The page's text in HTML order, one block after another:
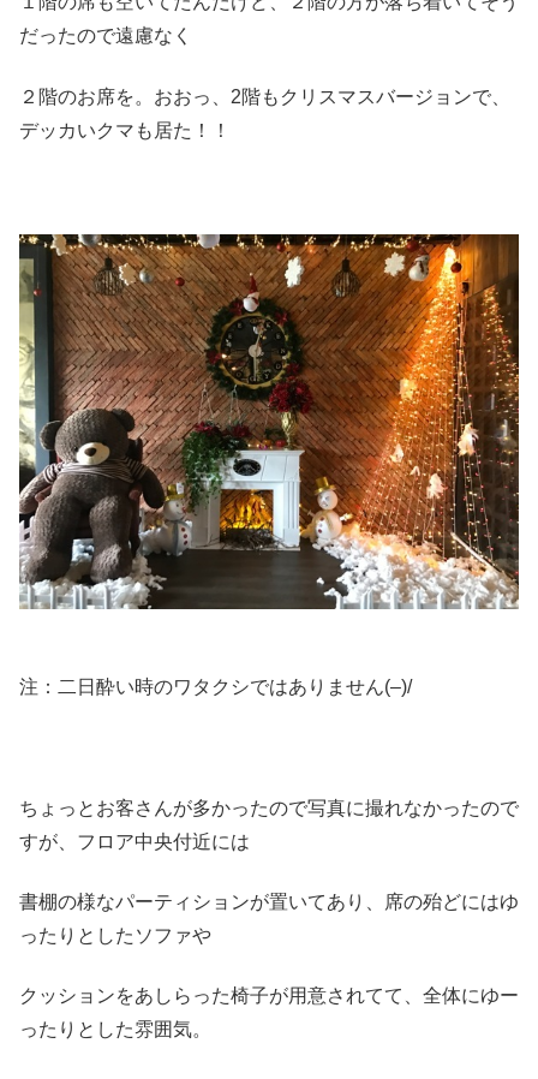
だったので遠慮なく
２階のお席を。おおっ、2階もクリスマスバージョンで、
デッカいクマも居た！！
注：二日酔い時のワタクシではありません(–)/
ちょっとお客さんが多かったので写真に撮れなかったので
すが、フロア中央付近には
書棚の様なパーティションが置いてあり、席の殆どにはゆ
ったりとしたソファや
クッションをあしらった椅子が用意されてて、全体にゆー
ったりとした雰囲気。